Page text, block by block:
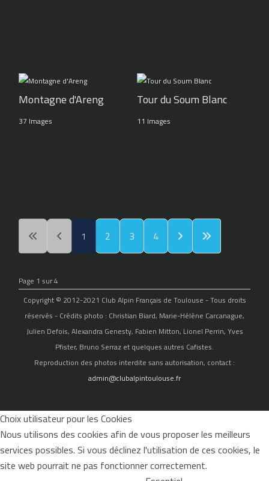
Montagne d'Areng
37 Images
Tour du Soum Blanc
11 Images
1 2 3 4
Page 1 sur 4
Copyright © 2012-2021 Club Alpin Français de Toulouse - Tous droits
réservés - Crédits photo : Christian Biard, Marie-Hélène Carcanague,
Julien Defois, Alexandra Genesty, Fabien Mitton, Lionel Perrin, Yves
Pfister, Bruno Serraz et quelques autres Cafistes.
Reproduction des photos interdite sans autorisation, contact :
admin@clubalpintoulouse.fr
Choix utilisateur pour les Cookies
Nous utilisons des cookies afin de vous proposer les meilleurs
services possibles. Si vous déclinez l'utilisation de ces cookies, le
site web pourrait ne pas fonctionner correctement.